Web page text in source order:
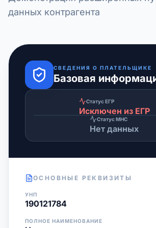
данных контрагента
СВЕДЕНИЯ О ПЛАТЕЛЬЩИКЕ
Базовая
Статус ЕГР
Исключен из ЕГР
Статус МНС
Нет данных
ОСНОВНЫЕ РЕКВИЗИТЫ
УНП
190121784
ПОЛНОЕ НАИМЕНОВАНИЕ